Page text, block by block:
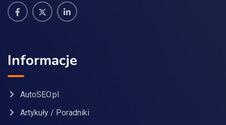
Informacje
AutoSEO.pl
Artykuły / Poradniki